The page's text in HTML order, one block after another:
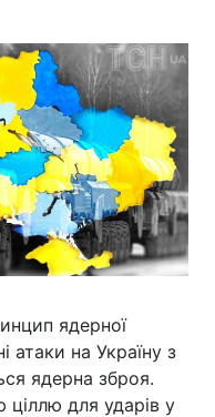
ядерної
атаки на Україну з
ядерна зброя.
ціллю для ударів у